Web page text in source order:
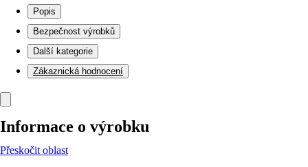
Popis
Bezpečnost výrobků
Další kategorie
Zákaznická hodnocení
Informace o výrobku
Přeskočit oblast